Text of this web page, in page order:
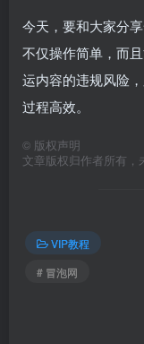
今天，要和大家分
不仅操作简单，而
运内容的违规风险
过程高效。
© 版权声明
文章版权归作者所有，
VIP教程
# 冒泡网